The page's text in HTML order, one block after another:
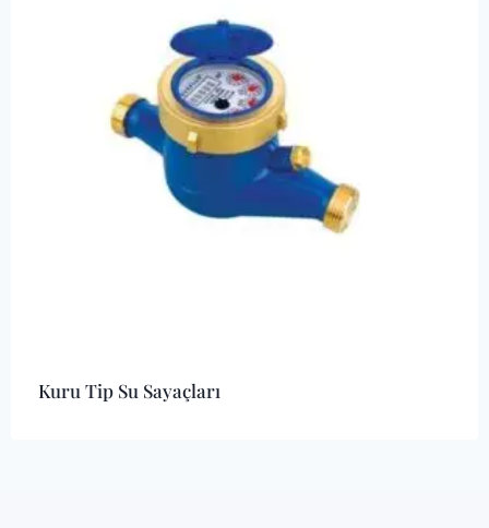
Kuru Tip Su Sayaçları